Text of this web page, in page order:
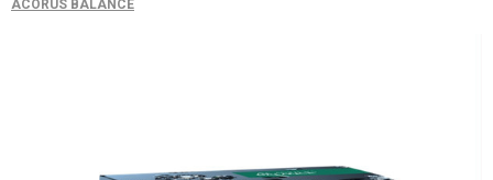
ACORUS BALANCE